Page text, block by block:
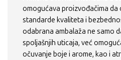
omogućava proizvođačima da
standarde kvaliteta i
odabrana ambalaža ne samo
spoljašnjih uticaja, već
očuvanje boje i arome, kao i